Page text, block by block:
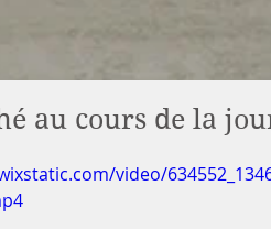
au cours de la
video/